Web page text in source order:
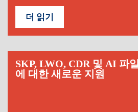
더 읽기
SKP, LWO, CDR 및 AI 파일
에 대한 새로운 지원